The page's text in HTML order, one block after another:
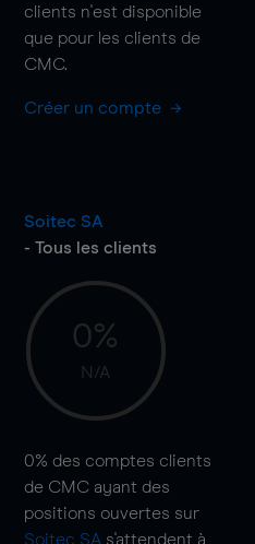
clients n'est disponible
que pour les clients de
CMC.
Créer un compte
Soitec SA
- Tous les clients
0%
N/A
0% des comptes clients
de CMC ayant des
positions ouvertes sur
Soitec SA s'attendent à